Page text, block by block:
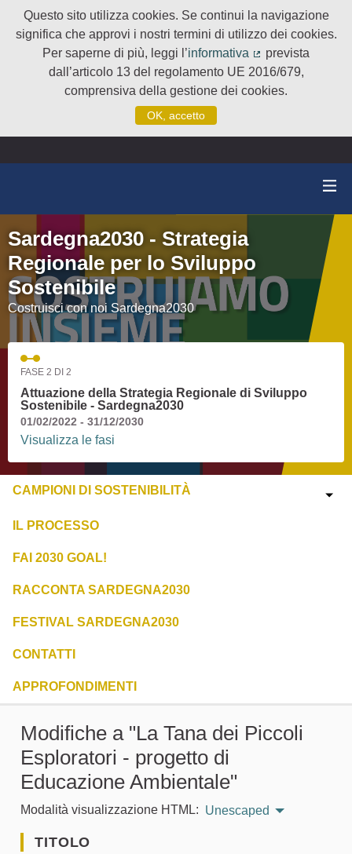
Questo sito utilizza cookies. Se continui la navigazione
significa che approvi i nostri termini di utilizzo dei cookies.
Per saperne di più, leggi l’informativa
(Collegamento
prevista
dall’articolo 13 del regolamento UE 2016/679,
comprensiva della gestione dei cookies.
OK, accetto
Sardegna2030 - Strategia
Regionale per lo Sviluppo
Sostenibile
Costruisci con noi Sardegna2030
FASE 2 DI 2
Attuazione della Strategia Regionale di Sviluppo
Sostenibile - Sardegna2030
01/02/2022 - 31/12/2030
Visualizza le fasi
CAMPIONI DI SOSTENIBILITÀ
IL PROCESSO
FAI 2030 GOAL!
RACCONTA SARDEGNA2030
FESTIVAL SARDEGNA2030
CONTATTI
APPROFONDIMENTI
Modifiche a "La Tana dei Piccoli
Esploratori - progetto di
Educazione Ambientale"
Modalità visualizzazione HTML: Unescaped
TITOLO